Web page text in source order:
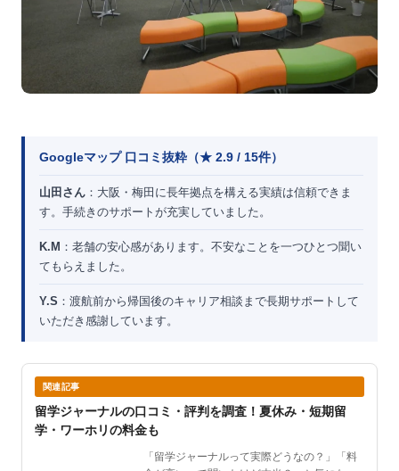
Googleマップ 口コミ抜粋（★ 2.9 / 15件）
山田さん：大阪・梅田に長年拠点を構える実績は信頼できま
す。手続きのサポートが充実していました。
K.M ：老舗の安心感があります。不安なことを一つひとつ聞い
てもらえました。
Y.S ：渡航前から帰国後のキャリア相談まで長期サポートして
いただき感謝しています。
関連記事
留学ジャーナルの口コミ・評判を調査！夏休み・短期留
学・ワーホリの料金も
「留学ジャーナルって実際どうなの？」「料